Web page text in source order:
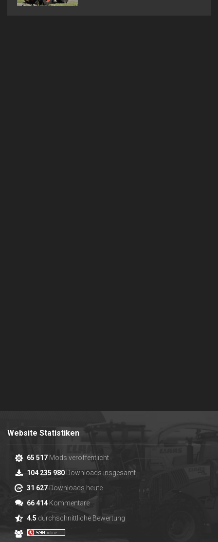
Website Statistiken
65 517 Mods veröffentlicht
104 235 980 Downloads insgesamt
31 627Downloads heute
66 414Kommentare
4.5 durchschnittliche Bewertung